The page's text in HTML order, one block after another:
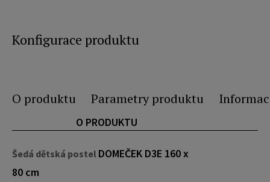
Konfigurace produktu
O produktu Parametry produktu
O PRODUKTU
Šedá dětská postel DOMEČEK D3E 160 x
80 cm